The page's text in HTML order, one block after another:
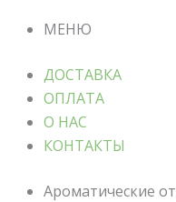
МЕНЮ
ДОСТАВКА
ОПЛАТА
О НАС
КОНТАКТЫ
Ароматические